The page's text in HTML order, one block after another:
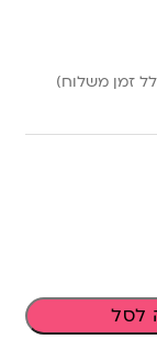
זמן משלוח)
לסל